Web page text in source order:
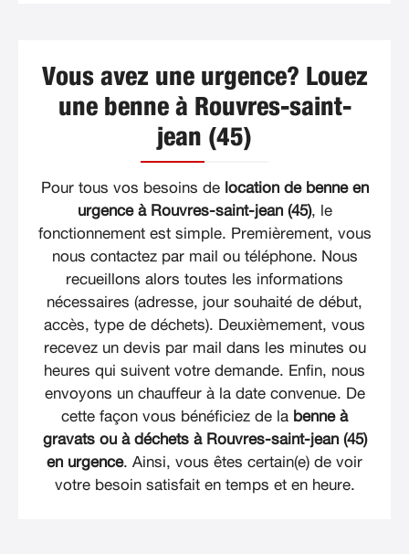
Vous avez une urgence? Louez
une benne à Rouvres-saint-
jean (45)
Pour tous vos besoins de location de benne en
urgence à Rouvres-saint-jean (45), le
fonctionnement est simple. Premièrement, vous
nous contactez par mail ou téléphone. Nous
recueillons alors toutes les informations
nécessaires (adresse, jour souhaité de début,
accès, type de déchets). Deuxièmement, vous
recevez un devis par mail dans les minutes ou
heures qui suivent votre demande. Enfin, nous
envoyons un chauffeur à la date convenue. De
cette façon vous bénéficiez de la benne à
gravats ou à déchets à Rouvres-saint-jean (45)
en urgence. Ainsi, vous êtes certain(e) de voir
votre besoin satisfait en temps et en heure.